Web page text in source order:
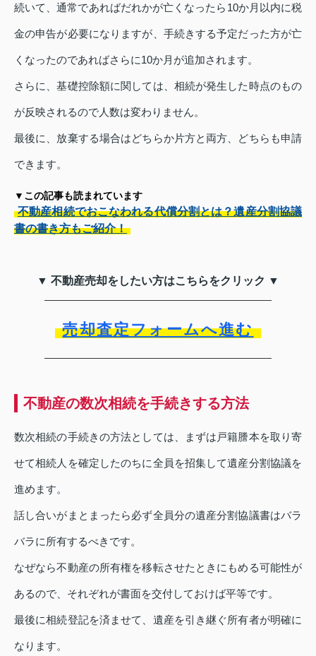
続いて、通常であればだれかが亡くなったら10か月以内に税
金の申告が必要になりますが、手続きする予定だった方が亡
くなったのであればさらに10か月が追加されます。
さらに、基礎控除額に関しては、相続が発生した時点のもの
が反映されるので人数は変わりません。
最後に、放棄する場合はどちらか片方と両方、どちらも申請
できます。
▼この記事も読まれています
不動産相続でおこなわれる代償分割とは？遺産分割協議
書の書き方もご紹介！
▼ 不動産売却をしたい方はこちらをクリック ▼
売却査定フォームへ進む
不動産の数次相続を手続きする方法
数次相続の手続きの方法としては、まずは戸籍謄本を取り寄
せて相続人を確定したのちに全員を招集して遺産分割協議を
進めます。
話し合いがまとまったら必ず全員分の遺産分割協議書はバラ
バラに所有するべきです。
なぜなら不動産の所有権を移転させたときにもめる可能性が
あるので、それぞれが書面を交付しておけば平等です。
最後に相続登記を済ませて、遺産を引き継ぐ所有者が明確に
なります。